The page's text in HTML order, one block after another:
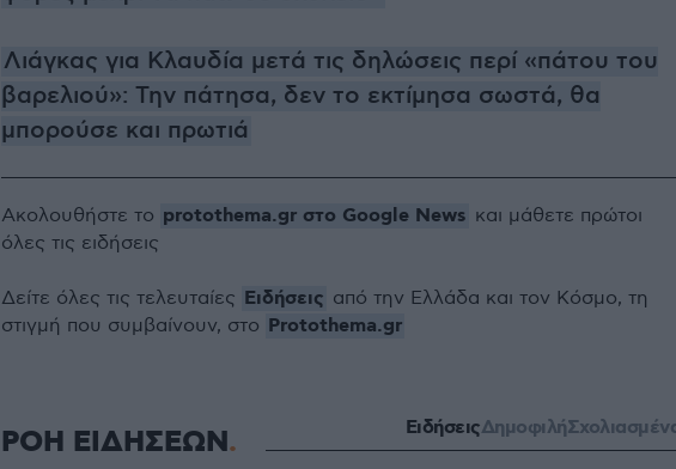
Λιάγκας για Κλαυδία μετά τις δηλώσεις περί «πάτου του
βαρελιού»: Την πάτησα, δεν το εκτίμησα σωστά, θα
μπορούσε και πρωτιά
Ακολουθήστε το protothema.gr στο Google News και μάθετε πρώτοι
όλες τις ειδήσεις
Δείτε όλες τις τελευταίες Ειδήσεις από την Ελλάδα και τον Κόσμο, τη
στιγμή που συμβαίνουν, στο Protothema.gr
ΡΟΗ ΕΙΔΗΣΕΩΝ ΕιδήσειςΔημοφιλή